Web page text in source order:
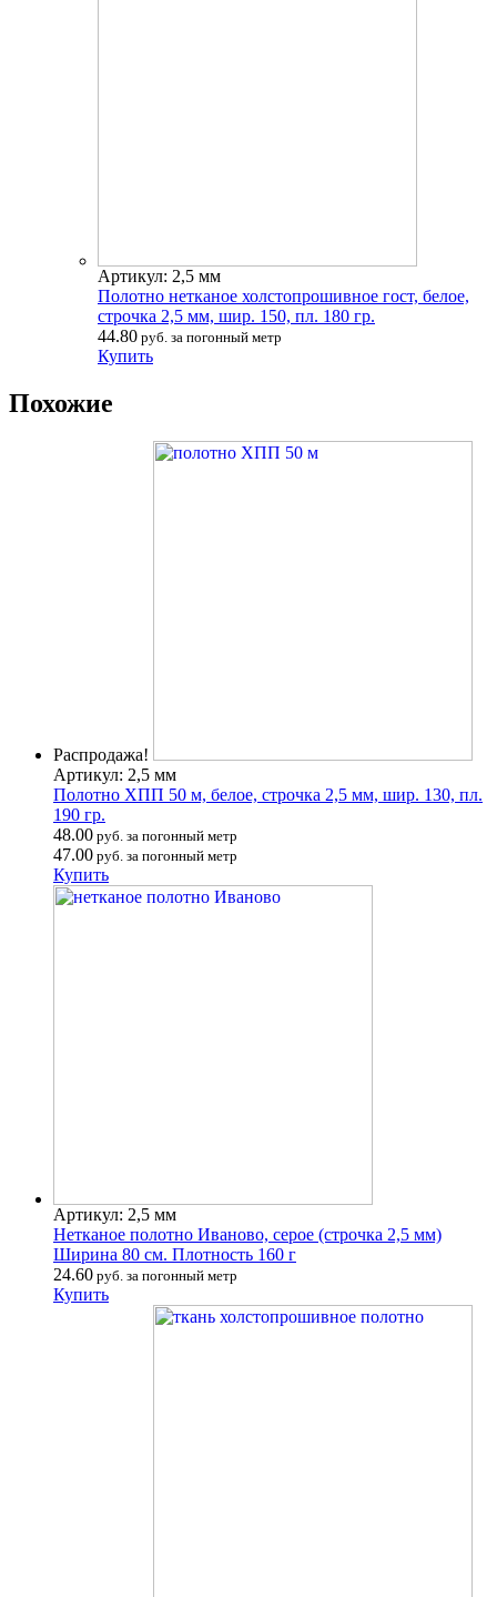
Артикул: 2,5 мм
Полотно нетканое холстопрошивное гост, белое,
строчка 2,5 мм, шир. 150, пл. 180 гр.
44.80 руб. за погонный метр
Купить
Похожие
Распродажа!
Артикул: 2,5 мм
Полотно ХПП 50 м, белое, строчка 2,5 мм, шир. 130, пл.
190 гр.
48.00 руб. за погонный метр
47.00 руб. за погонный метр
Купить
Артикул: 2,5 мм
Нетканое полотно Иваново, серое (строчка 2,5 мм)
Ширина 80 см. Плотность 160 г
24.60 руб. за погонный метр
Купить